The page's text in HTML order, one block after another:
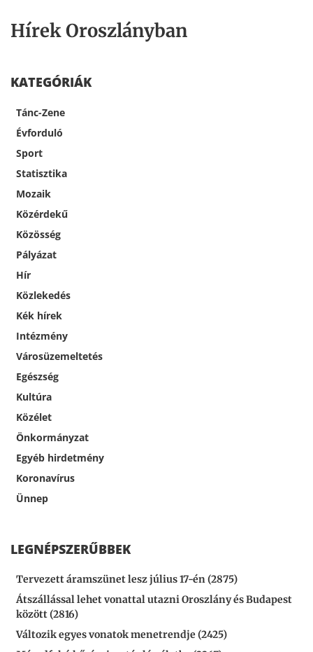
Hírek Oroszlányban
KATEGÓRIÁK
Tánc-Zene
Évforduló
Sport
Statisztika
Mozaik
Közérdekű
Közösség
Pályázat
Hír
Közlekedés
Kék hírek
Intézmény
Városüzemeltetés
Egészség
Kultúra
Közélet
Önkormányzat
Egyéb hirdetmény
Koronavírus
Ünnep
LEGNÉPSZERŰBBEK
Tervezett áramszünet lesz július 17-én (2875)
Átszállással lehet vonattal utazni Oroszlány és Budapest
között (2816)
Változik egyes vonatok menetrendje (2425)